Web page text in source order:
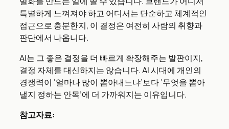
특별하게 느껴져야 하고 어디서는 단순하고 체계적인
접근으로 충분한지, 이 결정은 여전히 사람의 취향과
판단에서 나옵니다.
AI는 그 좋은 결정을 더 빠르게 확장해주는 발판이지,
결정 자체를 대신하지는 않습니다. AI 시대에 개인의
경쟁력이 ‘얼마나 많이 뽑아내느냐’보다 ‘무엇을 뽑아
낼지 정하는 안목’에 더 가까워지는 이유입니다.
참고자료: